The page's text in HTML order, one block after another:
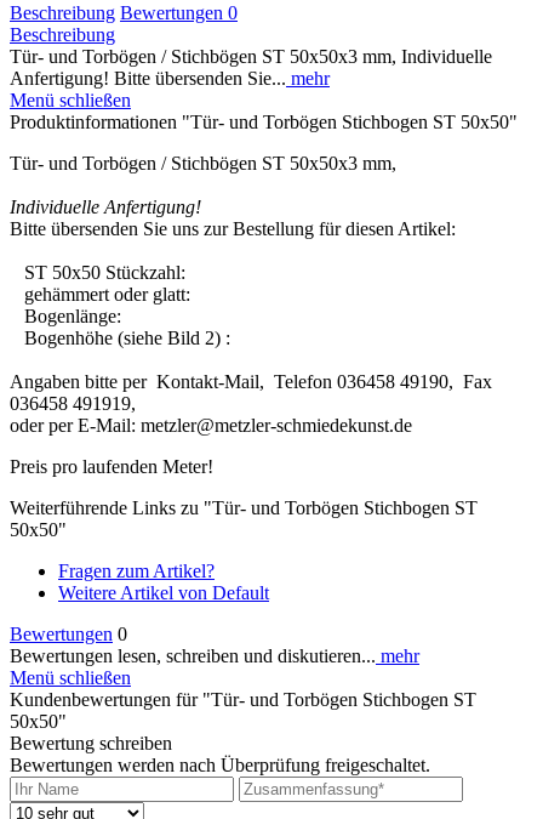
Beschreibung Bewertungen 0
Beschreibung
Tür- und Torbögen / Stichbögen ST 50x50x3 mm, Individuelle
Anfertigung! Bitte übersenden Sie... mehr
Menü schließen
Produktinformationen "Tür- und Torbögen Stichbogen ST 50x50"
Tür- und Torbögen / Stichbögen ST 50x50x3 mm,
Individuelle Anfertigung!
Bitte übersenden Sie uns zur Bestellung für diesen Artikel:
ST 50x50 Stückzahl:
gehämmert oder glatt:
Bogenlänge:
Bogenhöhe (siehe Bild 2) :
Angaben bitte per Kontakt-Mail, Telefon 036458 49190, Fax
036458 491919,
oder per E-Mail: metzler@metzler-schmiedekunst.de
Preis pro laufenden Meter!
Weiterführende Links zu "Tür- und Torbögen Stichbogen ST
50x50"
Fragen zum Artikel?
Weitere Artikel von Default
Bewertungen 0
Bewertungen lesen, schreiben und diskutieren... mehr
Menü schließen
Kundenbewertungen für "Tür- und Torbögen Stichbogen ST
50x50"
Bewertung schreiben
Bewertungen werden nach Überprüfung freigeschaltet.